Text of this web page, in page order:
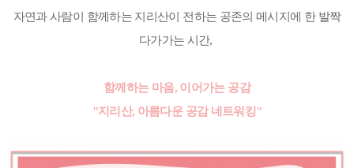
자연과 사람이 함께하는 지리산이 전하는 공존의 메시지에 한 발짝
다가가는 시간,
함께하는 마음, 이어가는 공감
"지리산, 아름다운 공감 네트워킹"